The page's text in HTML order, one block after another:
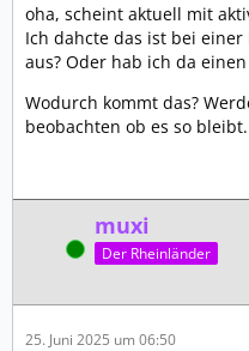
oha, scheint aktuell mit
Ich dahcte das ist bei
aus? Oder hab ich da
Wodurch kommt das?
beobachten ob es so
Online
muxi
Der Rheinländer
25. Juni 2025 um 06:50